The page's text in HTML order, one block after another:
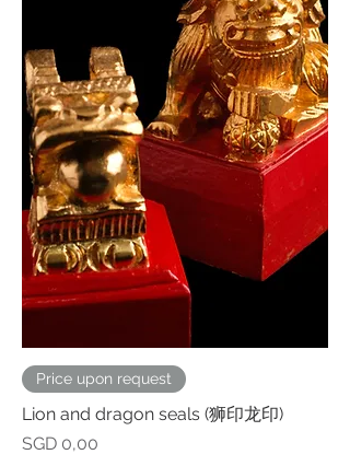
Price upon request
Lion and dragon seals (狮印龙印)
Prijs
SGD 0,00